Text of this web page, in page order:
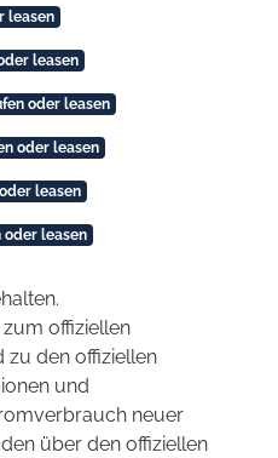
leasen
leasen
oder leasen
oder leasen
leasen
oder leasen
offiziellen
zu den offiziellen
und
neuer
über den offiziellen